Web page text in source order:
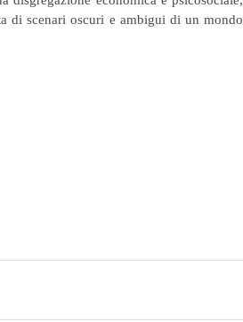
di scenari oscuri e ambigui di un mondo